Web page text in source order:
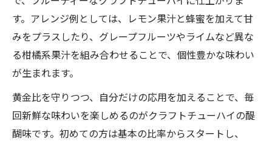
す。アレンジ例としては、レモン果汁と蜂蜜を加えて甘
みをプラスしたり、グレープフルーツやライムなど異な
る柑橘系果汁を組み合わせることで、個性豊かな味わい
が生まれます。
黄金比を守りつつ、自分だけの応用を加えることで、毎
回新鮮な味わいを楽しめるのがクラフトチューハイの醍
醐味です。初めての方は基本の比率からスタートし、